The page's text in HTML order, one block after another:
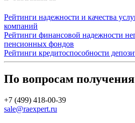
Рейтинги надежности и качества
компаний
Рейтинги финансовой надежности
пенсионных фондов
Рейтинги кредитоспособности
По вопросам
+7 (499) 418-00-39
sale@raexpert.ru